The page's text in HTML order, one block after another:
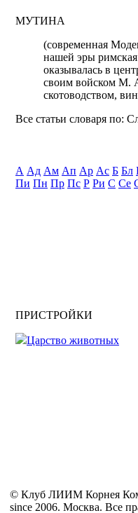
МУТИНА
(современная
нашей эры
оказывалась в
своим войском М.
скотоводством,
Все статьи словаря по:
А Ад Ам Ап Ар Ас Б Бл
Пи Пн Пр Пс Р Ри С Се
ПРИСТРОЙКИ
Царство животных
© Клуб ЛИИМ Корнея
since 2006. Москва. Все